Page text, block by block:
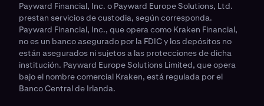
Payward Financial, Inc. o Payward Europe Solutions, Ltd.
prestan servicios de custodia, según corresponda.
Payward Financial, Inc., que opera como Kraken Financial,
no es un banco asegurado por la FDIC y los depósitos no
están asegurados ni sujetos a las protecciones de dicha
institución. Payward Europe Solutions Limited, que opera
bajo el nombre comercial Kraken, está regulada por el
Banco Central de Irlanda.